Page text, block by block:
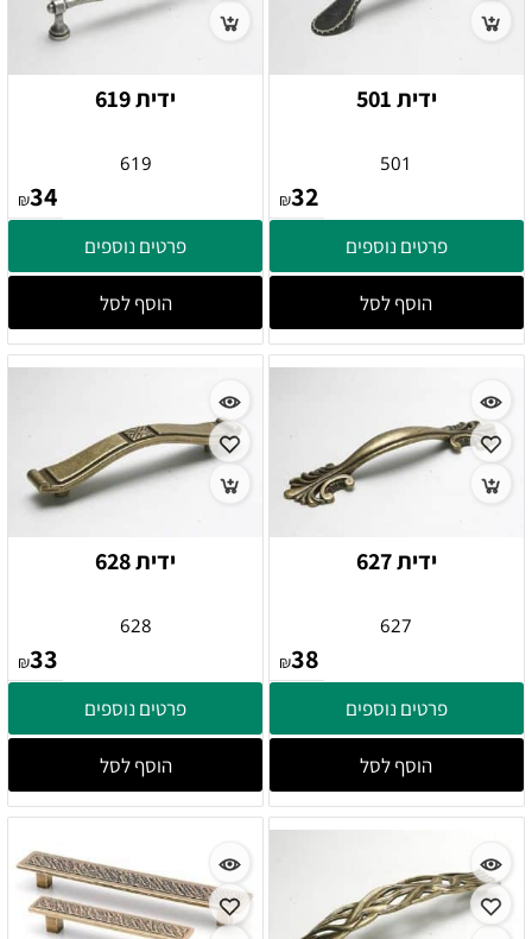
ידית 501
501
₪32
פרטים נוספים
הוסף לסל
ידית 619
619
₪34
פרטים נוספים
הוסף לסל
ידית 627
627
₪38
פרטים נוספים
הוסף לסל
ידית 628
628
₪33
פרטים נוספים
הוסף לסל